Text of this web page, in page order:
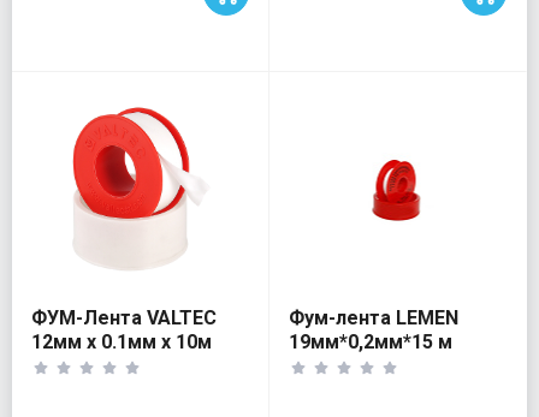
ФУМ-Лента VALTEC
12мм х 0.1мм х 10м
Фум-лента LEMEN
19мм*0,2мм*15 м
Большая